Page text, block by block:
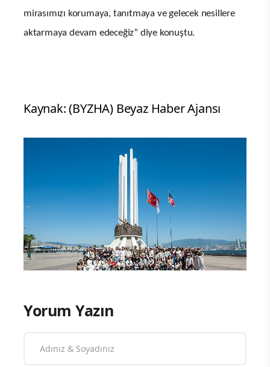
mirasımızı korumaya, tanıtmaya ve gelecek nesillere
aktarmaya devam edeceğiz” diye konuştu.
Kaynak: (BYZHA) Beyaz Haber Ajansı
Yorum Yazın